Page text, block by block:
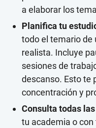
a elaborar los
Planifica tu
todo el temario de
realista. Incluye
sesiones de
descanso. Esto te
concentración y
Consulta todas
tu academia o